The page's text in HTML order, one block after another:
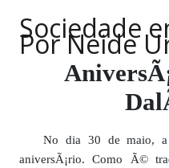
Sociedade
Por Neide
No dia 30 de maio, a
aniversÃ¡rio. Como Ã©